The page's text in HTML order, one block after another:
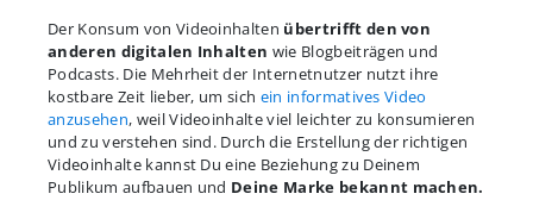
Der Konsum von Videoinhalten übertrifft den von
anderen digitalen Inhalten wie Blogbeiträgen und
Podcasts. Die Mehrheit der Internetnutzer nutzt ihre
kostbare Zeit lieber, um sich ein informatives Video
anzusehen, weil Videoinhalte viel leichter zu konsumieren
und zu verstehen sind. Durch die Erstellung der richtigen
Videoinhalte kannst Du eine Beziehung zu Deinem
Publikum aufbauen und Deine Marke bekannt machen.